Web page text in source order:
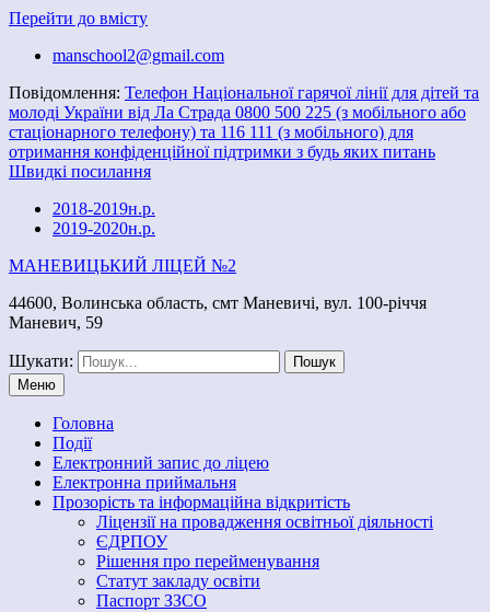
Перейти до вмісту
manschool2@gmail.com
Повідомлення: Телефон Національної гарячої лінії для дітей та
молоді України від Ла Страда 0800 500 225 (з мобільного або
стаціонарного телефону) та 116 111 (з мобільного) для
отримання конфіденційної підтримки з будь яких питань
Швидкі посилання
2018-2019н.р.
2019-2020н.р.
МАНЕВИЦЬКИЙ ЛІЦЕЙ №2
44600, Волинська область, смт Маневичі, вул. 100-річчя
Маневич, 59
Шукати:
Меню
Головна
Події
Електронний запис до ліцею
Електронна приймальня
Прозорість та інформаційна відкритість
Ліцензії на провадження освітньої діяльності
ЄДРПОУ
Рішення про перейменування
Статут закладу освіти
Паспорт ЗЗСО